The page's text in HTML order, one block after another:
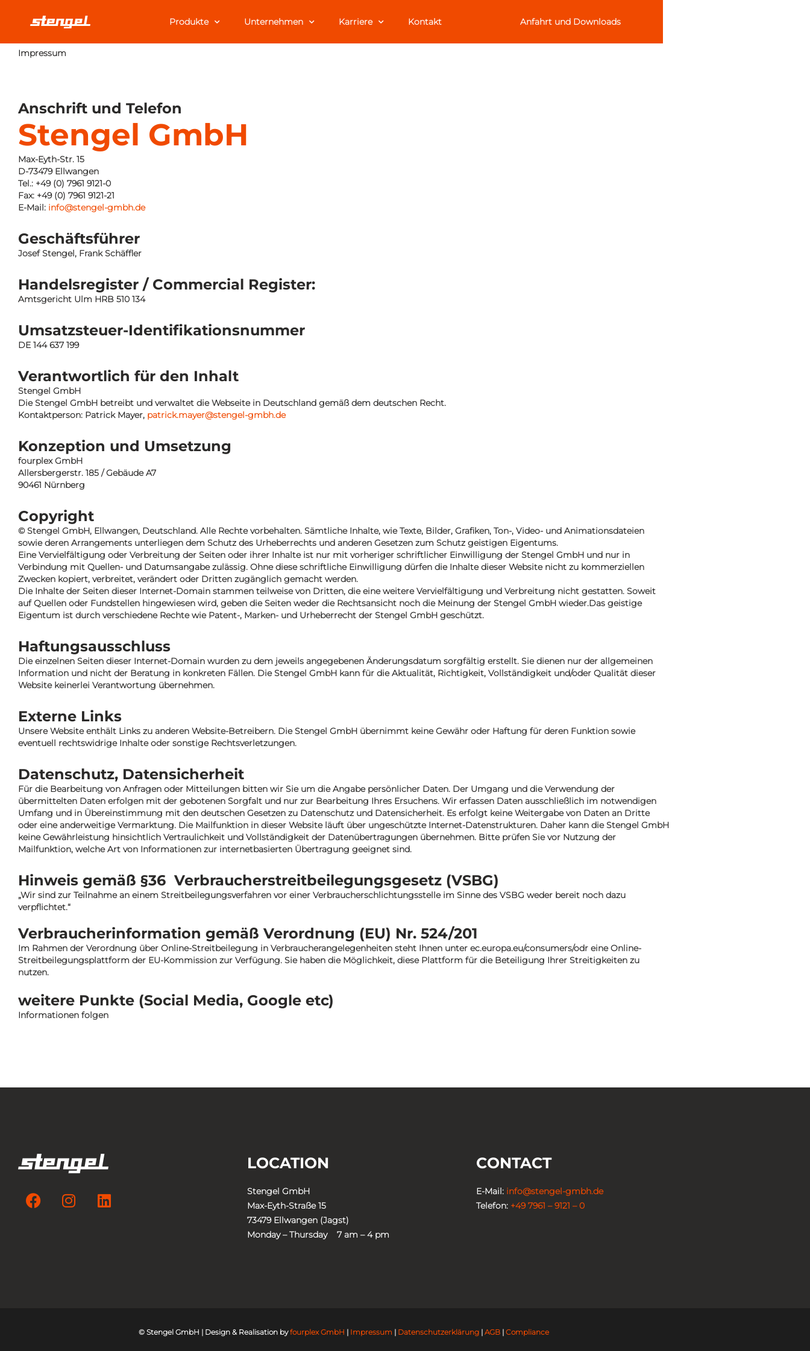
Produkte Unternehmen Karriere Kontakt Anfahrt und Downloads
Impressum
Anschrift und Telefon
Stengel GmbH
Max-Eyth-Str. 15
D-73479 Ellwangen
Tel.: +49 (0) 7961 9121-0
Fax: +49 (0) 7961 9121-21
E-Mail: info@stengel-gmbh.de
Geschäftsführer
Josef Stengel, Frank Schäffler
Handelsregister / Commercial Register:
Amtsgericht Ulm HRB 510 134
Umsatzsteuer-Identifikationsnummer
DE 144 637 199
Verantwortlich für den Inhalt
Stengel GmbH
Die Stengel GmbH betreibt und verwaltet die Webseite in Deutschland gemäß dem deutschen Recht.
Kontaktperson: Patrick Mayer, patrick.mayer@stengel-gmbh.de
Konzeption und Umsetzung
fourplex GmbH
Allersbergerstr. 185 / Gebäude A7
90461 Nürnberg
Copyright
© Stengel GmbH, Ellwangen, Deutschland. Alle Rechte vorbehalten. Sämtliche Inhalte, wie Texte, Bilder, Grafiken, Ton-, Video- und Animationsdateien
sowie deren Arrangements unterliegen dem Schutz des Urheberrechts und anderen Gesetzen zum Schutz geistigen Eigentums.
Eine Vervielfältigung oder Verbreitung der Seiten oder ihrer Inhalte ist nur mit vorheriger schriftlicher Einwilligung der Stengel GmbH und nur in
Verbindung mit Quellen- und Datumsangabe zulässig. Ohne diese schriftliche Einwilligung dürfen die Inhalte dieser Website nicht zu kommerziellen
Zwecken kopiert, verbreitet, verändert oder Dritten zugänglich gemacht werden.
Die Inhalte der Seiten dieser Internet-Domain stammen teilweise von Dritten, die eine weitere Vervielfältigung und Verbreitung nicht gestatten. Soweit
auf Quellen oder Fundstellen hingewiesen wird, geben die Seiten weder die Rechtsansicht noch die Meinung der Stengel GmbH wieder.Das geistige
Eigentum ist durch verschiedene Rechte wie Patent-, Marken- und Urheberrecht der Stengel GmbH geschützt.
Haftungsausschluss
Die einzelnen Seiten dieser Internet-Domain wurden zu dem jeweils angegebenen Änderungsdatum sorgfältig erstellt. Sie dienen nur der allgemeinen
Information und nicht der Beratung in konkreten Fällen. Die Stengel GmbH kann für die Aktualität, Richtigkeit, Vollständigkeit und/oder Qualität dieser
Website keinerlei Verantwortung übernehmen.
Externe Links
Unsere Website enthält Links zu anderen Website-Betreibern. Die Stengel GmbH übernimmt keine Gewähr oder Haftung für deren Funktion sowie
eventuell rechtswidrige Inhalte oder sonstige Rechtsverletzungen.
Datenschutz, Datensicherheit
Für die Bearbeitung von Anfragen oder Mitteilungen bitten wir Sie um die Angabe persönlicher Daten. Der Umgang und die Verwendung der
übermittelten Daten erfolgen mit der gebotenen Sorgfalt und nur zur Bearbeitung Ihres Ersuchens. Wir erfassen Daten ausschließlich im notwendigen
Umfang und in Übereinstimmung mit den deutschen Gesetzen zu Datenschutz und Datensicherheit. Es erfolgt keine Weitergabe von Daten an Dritte
oder eine anderweitige Vermarktung. Die Mailfunktion in dieser Website läuft über ungeschützte Internet-Datenstrukturen. Daher kann die Stengel GmbH
keine Gewährleistung hinsichtlich Vertraulichkeit und Vollständigkeit der Datenübertragungen übernehmen. Bitte prüfen Sie vor Nutzung der
Mailfunktion, welche Art von Informationen zur internetbasierten Übertragung geeignet sind.
Hinweis gemäß §36 Verbraucherstreitbeilegungsgesetz (VSBG)
„Wir sind zur Teilnahme an einem Streitbeilegungsverfahren vor einer Verbraucherschlichtungsstelle im Sinne des VSBG weder bereit noch dazu
verpflichtet.“
Verbraucherinformation gemäß Verordnung (EU) Nr. 524/201
Im Rahmen der Verordnung über Online-Streitbeilegung in Verbraucherangelegenheiten steht Ihnen unter ec.europa.eu/consumers/odr eine Online-
Streitbeilegungsplattform der EU-Kommission zur Verfügung. Sie haben die Möglichkeit, diese Plattform für die Beteiligung Ihrer Streitigkeiten zu
nutzen.
weitere Punkte (Social Media, Google etc)
Informationen folgen
LOCATION
Stengel GmbH
Max-Eyth-Straße 15
73479 Ellwangen (Jagst)
Monday – Thursday 7 am – 4 pm
CONTACT
E-Mail:info@stengel-gmbh.de
Telefon: +49 7961 – 9121 – 0
© Stengel GmbH | Design & Realisation byfourplex GmbH | Impressum | Datenschutzerklärung| AGB| Compliance